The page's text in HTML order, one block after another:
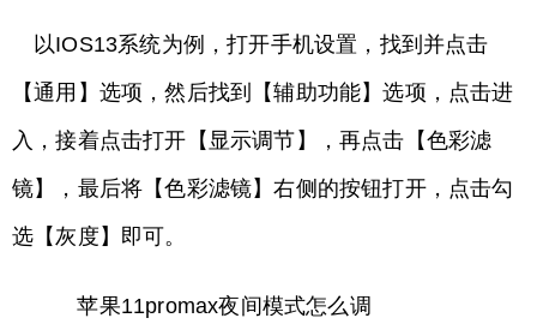
以IOS13系统为例，打开手机设置，找到并点击
【通用】选项，然后找到【辅助功能】选项，点击进
入，接着点击打开【显示调节】，再点击【色彩滤
镜】，最后将【色彩滤镜】右侧的按钮打开，点击勾
选【灰度】即可。
苹果11promax夜间模式怎么调